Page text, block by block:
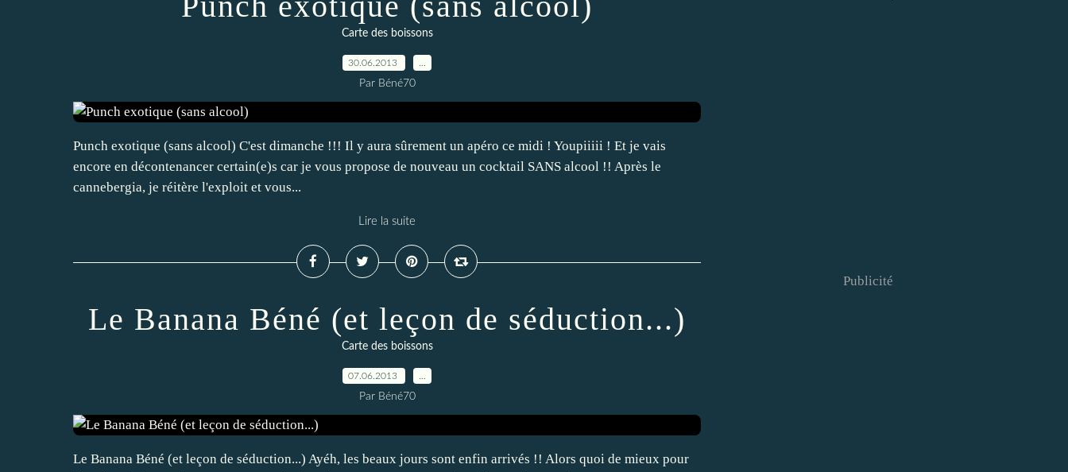
Carte des boissons
30.06.2013
Par Béné70
Punch exotique (sans alcool) C'est dimanche !!! Il y aura sûrement un apéro ce midi ! Youpiiiii ! Et je vais
encore en décontenancer certain(e)s car je vous propose de nouveau un cocktail SANS alcool !! Après le
cannebergia, je réitère l'exploit et vous...
Lire la suite
Le Banana Béné (et leçon de séduction...)
Carte des boissons
07.06.2013
Par Béné70
Le Banana Béné (et leçon de séduction...) Ayéh, les beaux jours sont enfin arrivés !! Alors quoi de mieux pour
Publicité